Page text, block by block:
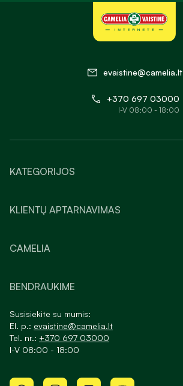
evaistine@camelia.lt
+370 697 03000
I-V 08:00 - 18:00
KATEGORIJOS
KLIENTŲ APTARNAVIMAS
CAMELIA
BENDRAUKIME
Susisiekite su mumis:
El. p.: evaistine@camelia.lt
Tel. nr.: +370 697 03000
I-V 08:00 - 18:00